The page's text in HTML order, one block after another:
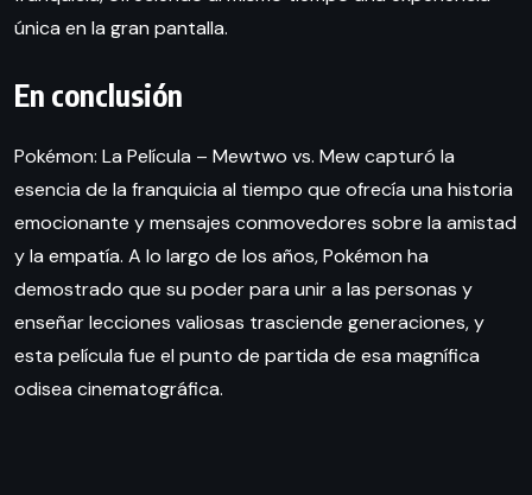
única en la gran pantalla.
En conclusión
Pokémon: La Película – Mewtwo vs. Mew capturó la
esencia de la franquicia al tiempo que ofrecía una historia
emocionante y mensajes conmovedores sobre la amistad
y la empatía. A lo largo de los años, Pokémon ha
demostrado que su poder para unir a las personas y
enseñar lecciones valiosas trasciende generaciones, y
esta película fue el punto de partida de esa magnífica
odisea cinematográfica.